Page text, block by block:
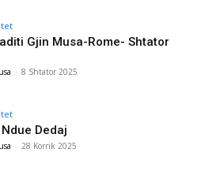
Gjin Musa-Rome- Shtator
- 8 Shtator 2025
Dedaj
- 28 Korrik 2025